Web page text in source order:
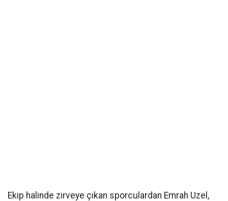
Ekip halinde zirveye çıkan sporculardan Emrah Uzel,